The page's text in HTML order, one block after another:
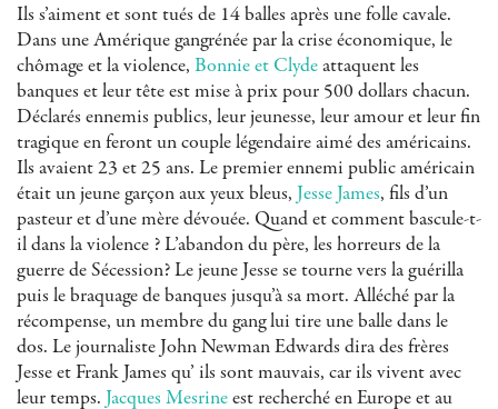
Ils s’aiment et sont tués de 14 balles après une folle cavale.
Dans une Amérique gangrénée par la crise économique, le
chômage et la violence, Bonnie et Clydeattaquent les
banques et leur tête est mise à prix pour 500 dollars chacun.
Déclarés ennemis publics, leur jeunesse, leur amour et leur fin
tragique en feront un couple légendaire aimé des américains.
Ils avaient 23 et 25 ans. Le premier ennemi public américain
était un jeune garçon aux yeux bleus,Jesse James, fils d’un
pasteur et d’une mère dévouée. Quand et comment bascule-t-
il dans la violence ? L’abandon du père, les horreurs de la
guerre de Sécession? Le jeune Jesse se tourne vers la guérilla
puis le braquage de banques jusqu’à sa mort. Alléché par la
récompense, un membre du gang lui tire une balle dans le
dos. Le journaliste John Newman Edwards dira des frères
Jesse et Frank James qu’ ils sont mauvais, car ils vivent avec
leur temps.Jacques Mesrineest recherché en Europe et au